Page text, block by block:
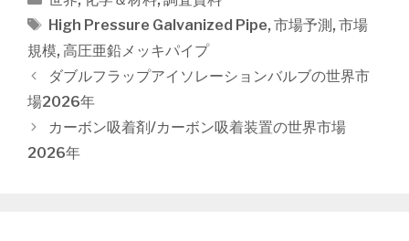
テ
ゴ
リ
ー
タ
グ
High Pressure Galvanized Pipe, 市場予測 , 市場
規模, 高圧亜鉛メッキパイプ
投
稿
ゲ
ダブルフラップアイソレーションバルブの世界市
場2026年
カーボン吸着剤/カーボン吸着装置の世界市場
2026年